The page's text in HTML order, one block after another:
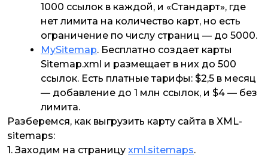
1000 ссылок в каждой, и «Стандарт», где
нет лимита на количество карт, но есть
ограничение по числу страниц — до 5000.
MySitemap. Бесплатно создает карты
Sitemap.xml и размещает в них до 500
ссылок. Есть платные тарифы: $2,5 в месяц
— добавление до 1 млн ссылок, и $4 — без
лимита.
Разберемся, как выгрузить карту сайта в XML-
sitemaps:
1. Заходим на страницу xml.sitemaps.